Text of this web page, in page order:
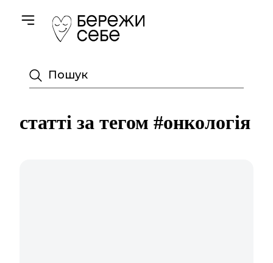
Toggle navigation
Пошук
статті за тегом #онкологія